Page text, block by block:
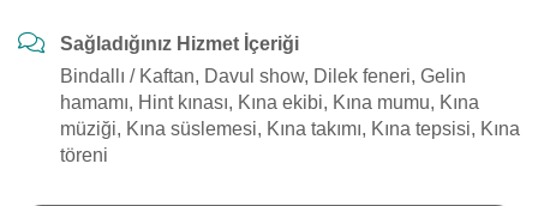
Sağladığınız Hizmet İçeriği
Bindallı / Kaftan, Davul show, Dilek feneri, Gelin
hamamı, Hint kınası, Kına ekibi, Kına mumu, Kına
müziği, Kına süslemesi, Kına takımı, Kına tepsisi, Kına
töreni